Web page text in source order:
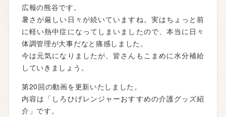
広報の熊谷です。
暑さが厳しい日々が続いていますね。実はちょっと前
に軽い熱中症になってしまいましたので、本当に日々
体調管理が大事だなと痛感しました。
今は元気になりましたが、皆さんもこまめに水分補給
していきましょう。
第20回の動画を更新いたしました。
内容は「しろひげレンジャーおすすめの介護グッズ紹
介」です。